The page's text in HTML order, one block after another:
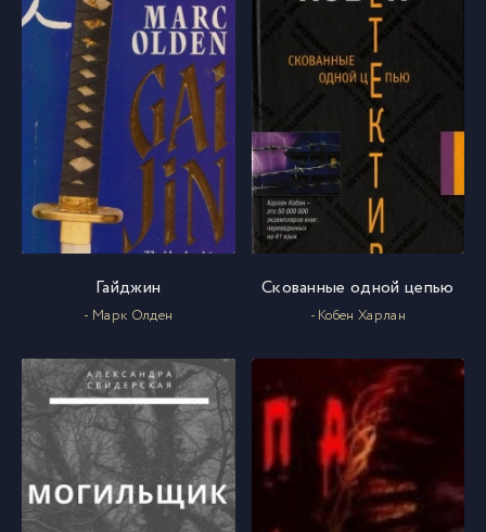
Гайджин
- Марк Олден
Скованные одной цепью
- Кобен Харлан